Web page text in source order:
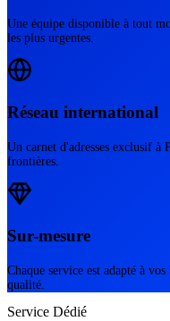
Une équipe disponible à tout
les plus urgentes.
Réseau international
Un carnet d'adresses exclusif à
frontières.
Sur-mesure
Chaque service est adapté à
qualité.
Service Dédié